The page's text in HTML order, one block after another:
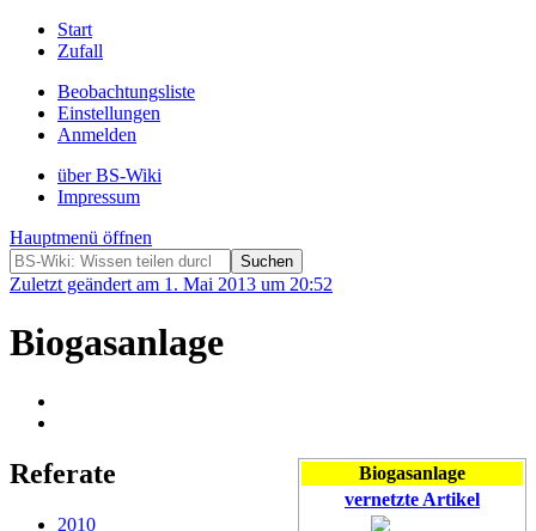
Start
Zufall
Beobachtungsliste
Einstellungen
Anmelden
über BS-Wiki
Impressum
Hauptmenü öffnen
Zuletzt geändert am 1. Mai 2013 um 20:52
Biogasanlage
Biogasanlage
vernetzte Artikel
Referate
2010